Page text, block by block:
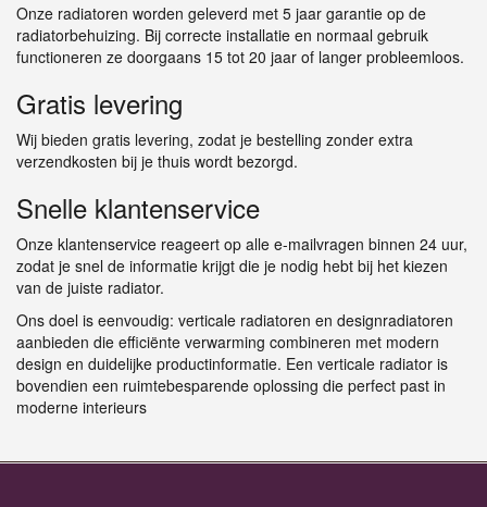
Onze radiatoren worden geleverd met 5 jaar garantie op de
radiatorbehuizing. Bij correcte installatie en normaal gebruik
functioneren ze doorgaans 15 tot 20 jaar of langer probleemloos.
Gratis levering
Wij bieden gratis levering, zodat je bestelling zonder extra
verzendkosten bij je thuis wordt bezorgd.
Snelle klantenservice
Onze klantenservice reageert op alle e-mailvragen binnen 24 uur,
zodat je snel de informatie krijgt die je nodig hebt bij het kiezen
van de juiste radiator.
Ons doel is eenvoudig: verticale radiatoren en designradiatoren
aanbieden die efficiënte verwarming combineren met modern
design en duidelijke productinformatie. Een verticale radiator is
bovendien een ruimtebesparende oplossing die perfect past in
moderne interieurs